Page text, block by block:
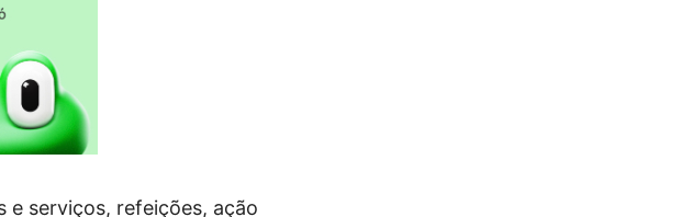
e serviços, refeições, ação